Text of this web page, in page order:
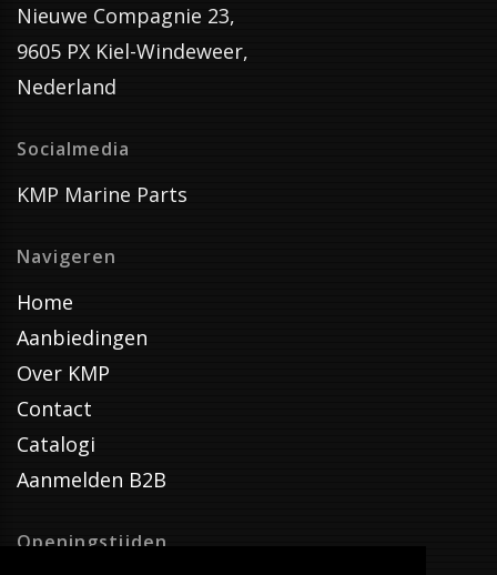
Nieuwe Compagnie 23,
9605 PX Kiel-Windeweer,
Nederland
Socialmedia
KMP Marine Parts
Navigeren
Home
Aanbiedingen
Over KMP
Contact
Catalogi
Aanmelden B2B
Openingstijden